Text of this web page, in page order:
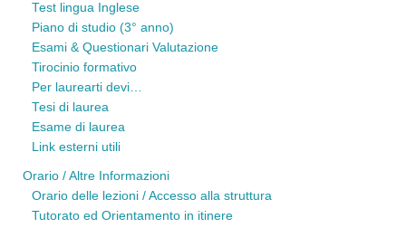
Test lingua Inglese
Piano di studio (3° anno)
Esami & Questionari Valutazione
Tirocinio formativo
Per laurearti devi…
Tesi di laurea
Esame di laurea
Link esterni utili
Orario / Altre Informazioni
Orario delle lezioni / Accesso alla struttura
Tutorato ed Orientamento in itinere